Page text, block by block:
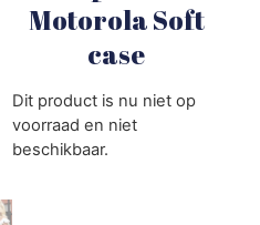
Motorola Soft
case
Dit product is nu niet op
voorraad en niet
beschikbaar.